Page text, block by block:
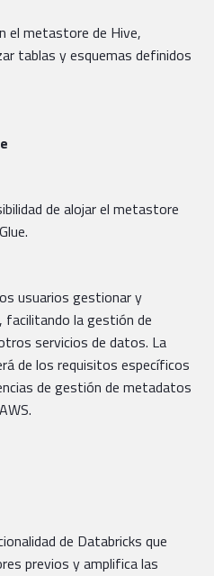
el metastore de Hive,
tablas y esquemas definidos
de alojar el metastore
usuarios gestionar y
la gestión de
servicios de datos. La
de los requisitos específicos
de gestión de metadatos
de Databricks que
previos y amplifica las